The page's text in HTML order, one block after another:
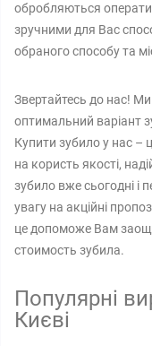
обробляються
зручними для Вас
обраного способу та
Звертайтесь до нас!
оптимальний варіант
Купити зубило у нас –
на користь якості,
зубило вже сьогодні і
увагу на акційні
це допоможе Вам
стоимость зубила.
Популярні
Києві